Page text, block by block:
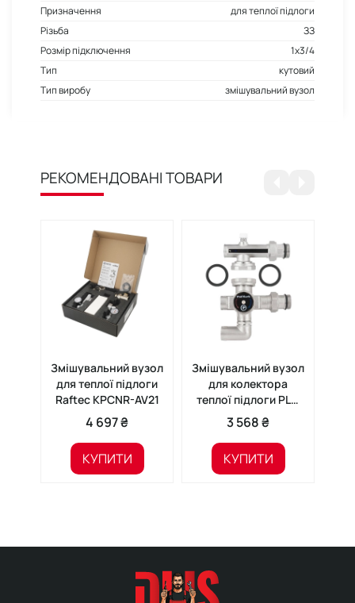
Призначення
для теплої підлоги
Різьба
ЗЗ
Розмір підключення
1x3/4
Тип
кутовий
Тип виробу
змішувальний вузол
РЕКОМЕНДОВАНІ ТОВАРИ
Змішувальний вузол
для теплої підлоги
Raftec KPCNR-AV21
4 697 ₴
КУПИТИ
Змішувальний вузол
для колектора
теплої підлоги PLM
PMIXS03
3 568 ₴
КУПИТИ